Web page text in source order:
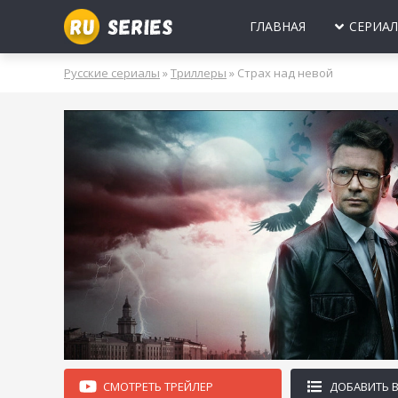
ГЛАВНАЯ
2025 2024 2023 2022 2021 2020
УКРАИНА БЕЛАРУСЬ СССР
МОЛОДЕЖНЫЕ
НОВОГОДНИЕ
ПРО ВРАЧЕЙ
ПРО
ПРО
ЛЮБОВНЫЕ
Русские сериалы »Триллеры » Страх над невой
СМОТРЕТЬ ТРЕЙЛЕР ДОБАВИТЬ